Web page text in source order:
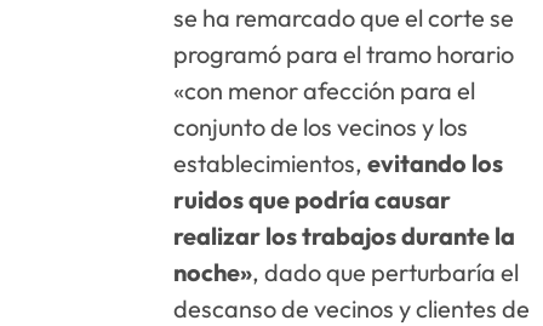
se ha remarcado que el corte se
programó para el tramo horario
«con menor afección para el
conjunto de los vecinos y los
establecimientos, evitando los
ruidos que podría causar
realizar los trabajos durante la
noche», dado que perturbaría el
descanso de vecinos y clientes de